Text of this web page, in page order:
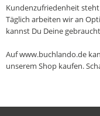
Kundenzufriedenheit
Täglich arbeiten wir an
kannst Du Deine
Auf www.buchlando.de
unserem Shop kaufen.